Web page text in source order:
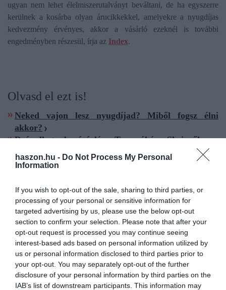
haszon.hu - Do Not Process My Personal
Information
If you wish to opt-out of the sale, sharing to third parties, or
processing of your personal or sensitive information for
targeted advertising by us, please use the below opt-out
section to confirm your selection. Please note that after your
opt-out request is processed you may continue seeing
interest-based ads based on personal information utilized by
us or personal information disclosed to third parties prior to
your opt-out. You may separately opt-out of the further
disclosure of your personal information by third parties on the
IAB’s list of downstream participants. This information may
ugyan nem lehet élelmiszerutalványt beváltani, de ha egyszerre
kerülnek a kosárba olyan árucikkekkel, amelyekre a nyugdíjas
kedvezmény érvényes, akkor a vásárló ezeknél is további
engedményben részesül, írja az Index.
Olvasd el ezt is!
Neked vajon lesz nyugdíjad? Miből fogsz élni
akkor?
Drágulhat a bevásárlás a Temuról és a Sheinről
Így állapítják meg a nyugdíjat, ha más EU-s
országban is dolgoztál
penny bevásárlás nyugdíjas kedvezmény